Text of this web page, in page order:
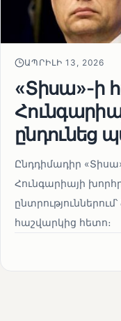
ԱՊՐԻԼԻ 13, 2026
«Տիսա»-ի
ընդունեց
Ընդդիմադիր
Հունգարիայի
հաշվարկից հետո։